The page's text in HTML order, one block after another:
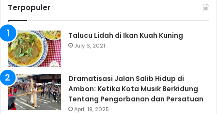
Terpopuler
Talucu Lidah di Ikan Kuah Kuning
July 6, 2021
Dramatisasi Jalan Salib Hidup di
Ambon: Ketika Kota Musik Berkidung
Tentang Pengorbanan dan Persatuan
April 19, 2025